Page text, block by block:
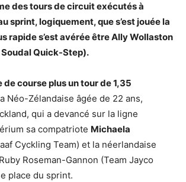
des tours de circuit exécutés à
sprint, logiquement, que s’est jouée la
rapide s’est avérée être Ally Wollaston
Soudal Quick-Step).
de course plus un tour de 1,35
a Néo-Zélandaise âgée de 22 ans,
qui a devancé sur la ligne
sa compatriote Michaela
Cyckling Team) et la néerlandaise
Roseman-Gannon (Team Jayco
place du sprint.